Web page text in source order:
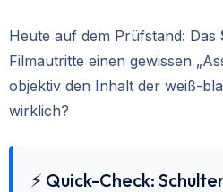
Heute auf dem Prüfstand: Das
Filmautritte einen gewissen
objektiv den Inhalt der weiß-
wirklich?
⚡ Quick-Check: